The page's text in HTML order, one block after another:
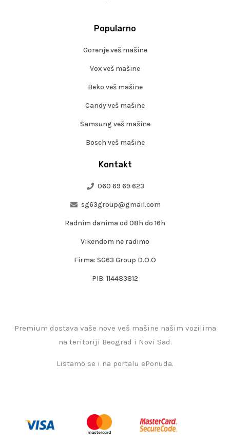
Kontakt
060 69 69 623
sg63group@gmail.com
Radnim danima od 08h do 16h
Vikendom ne radimo
Firma: SG63 Group D.O.O
PIB: 114483812
Popularno
Gorenje veš mašine
Vox veš mašine
Beko veš mašine
Candy veš mašine
Samsung veš mašine
Bosch veš mašine
Premium dostava vaše nove veš mašine našim vozilima
na teritoriji Beograd i Novi Sad.
Listamo se i na portalu ePonuda.